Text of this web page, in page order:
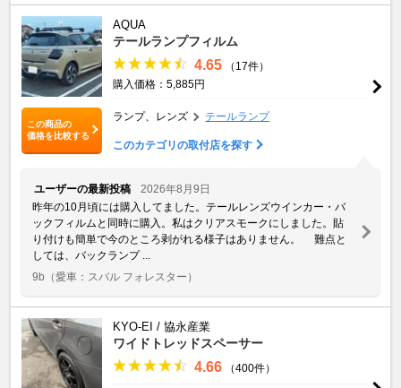
この商品の
価格を比較する
AQUA
テールランプフィルム
4.65
（17件）
購入価格：5,885円
ランプ、レンズ テールランプ
このカテゴリの取付店を探す
ユーザーの最新投稿
2026年8月9日
昨年の10月頃には購入してました。テールレンズウインカー・バ
ックフィルムと同時に購入。私はクリアスモークにしました。貼
り付けも簡単で今のところ剥がれる様子はありません。 難点と
しては、バックランプ ...
9b （愛車：スバル フォレスター）
KYO-EI / 協永産業
ワイドトレッドスペーサー
4.66 （400件）